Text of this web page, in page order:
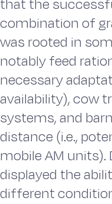
that the
combination of
was rooted in
notably feed
necessary
availability), cow
systems, and
distance (i.e.,
mobile AM units).
displayed the
different